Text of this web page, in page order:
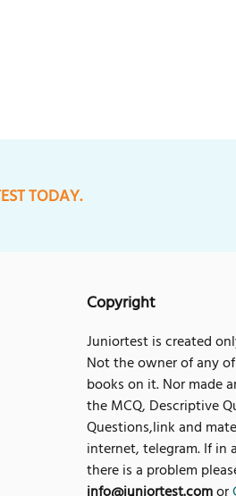
TODAY.
Copyright
Juniortest is created
Not the owner of any
books on it. Nor made
the MCQ, Descriptive
Questions,link and
internet, telegram. If in
there is a problem
info@juniortest.comor